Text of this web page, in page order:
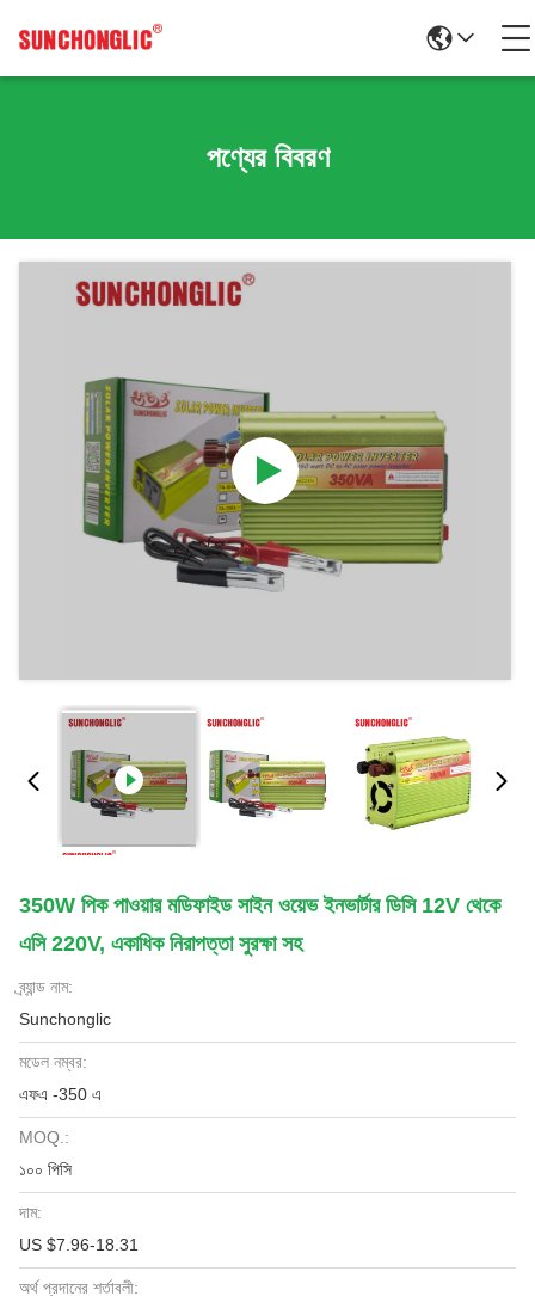
পণ্যের বিবরণ
350W পিক পাওয়ার মডিফাইড সাইন ওয়েভ ইনভার্টার ডিসি 12V থেকে
এসি 220V, একাধিক নিরাপত্তা সুরক্ষা সহ
ব্র্যান্ড নাম:
Sunchonglic
মডেল নম্বর:
এফএ -350 এ
MOQ.:
১০০ পিসি
দাম:
US $7.96-18.31
অর্থ প্রদানের শর্তাবলী: